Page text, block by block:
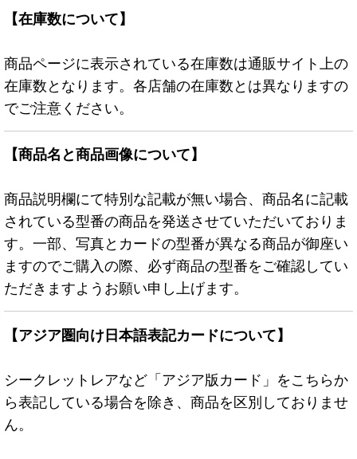
【在庫数について】
商品ページに表示されている在庫数は通販サイト上の
在庫数となります。各店舗の在庫数とは異なりますの
でご注意ください。
【商品名と商品画像について】
商品説明欄にて特別な記載が無い場合、商品名に記載
されている型番の商品を発送させていただいておりま
す。一部、写真とカードの型番が異なる商品が御座い
ますのでご購入の際、必ず商品の型番をご確認してい
ただきますようお願い申し上げます。
【アジア圏向け日本語表記カードについて】
シークレットレアなど「アジア版カード」をこちらか
ら表記している場合を除き、商品を区別しておりませ
ん。